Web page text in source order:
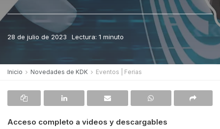
28 de julio de 2023 Lectura: 1 minuto
Inicio Novedades de KDK Eventos | Ferias
Acceso completo a videos y descargables